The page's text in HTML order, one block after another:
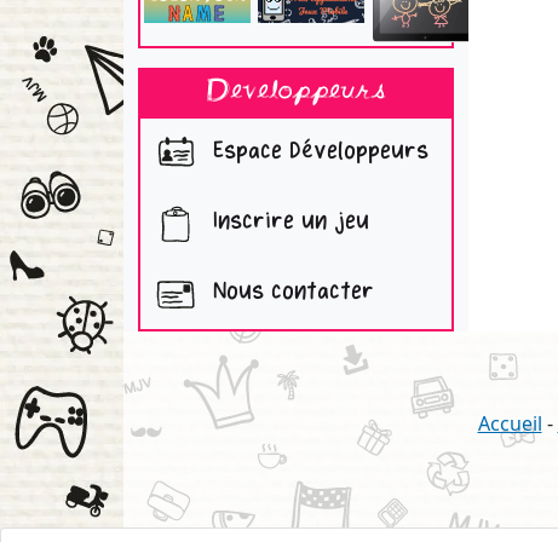
Developpeurs
Espace Développeurs
Inscrire un jeu
Nous contacter
Accueil -